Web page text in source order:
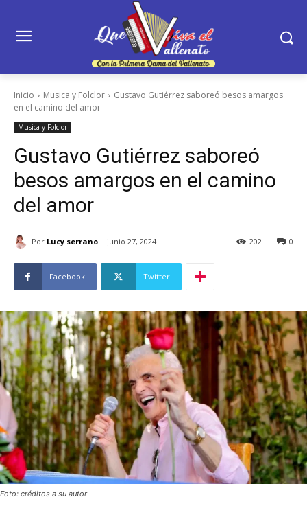
Inicio Musica y Folclor
Gustavo Gutiérrez saboreó besos amargos
en el camino del amor
Musica y Folclor
Gustavo Gutiérrez saboreó
besos amargos en el camino
del amor
Por Lucy serrano junio 27, 2024 0
202
Facebook Twitter
Foto: créditos a su autor